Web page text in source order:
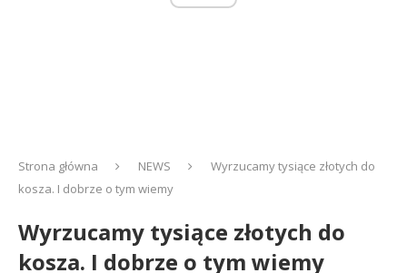
Strona główna NEWS
Wyrzucamy tysiące złotych do
kosza. I dobrze o tym wiemy
Wyrzucamy tysiące złotych do
kosza. I dobrze o tym wiemy